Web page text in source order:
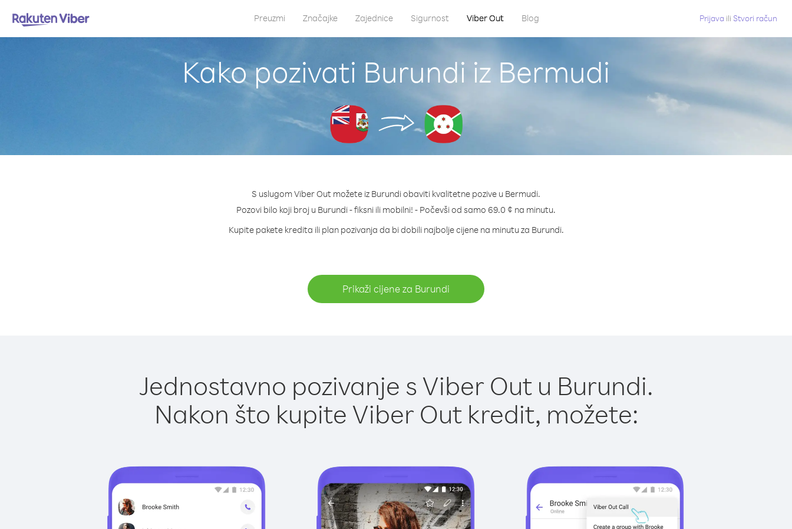
Preuzmi Značajke Zajednice Sigurnost Viber Out Blog Prijava ili Stvori račun
Kako pozivati Burundi iz Bermudi
S uslugom Viber Out možete iz Burundi obaviti kvalitetne pozive u Bermudi.
Pozovi bilo koji broj u Burundi - fiksni ili mobilni! - Počevši od samo 69.0 ¢ na minutu.
Kupite pakete kredita ili plan pozivanja da bi dobili najbolje cijene na minutu za Burundi.
Prikaži cijene za Burundi
Jednostavno pozivanje s Viber Out u Burundi.
Nakon što kupite Viber Out kredit, možete: